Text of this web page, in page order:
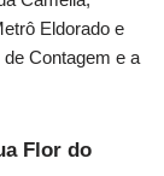
Eldorado e
Contagem e a
Flor do